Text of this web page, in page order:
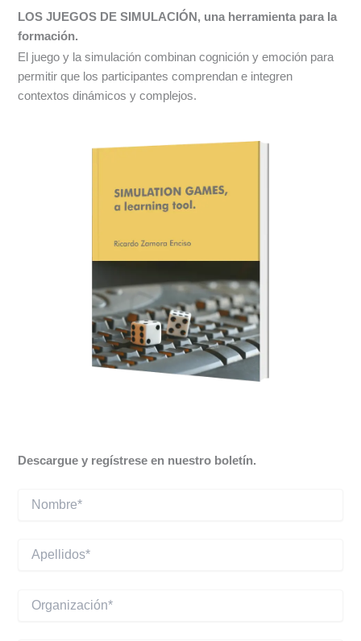
LOS JUEGOS DE SIMULACIÓN, una herramienta para la
formación.
El juego y la simulación combinan cognición y emoción para
permitir que los participantes comprendan e integren
contextos dinámicos y complejos.
Descargue y regístrese en nuestro boletín.